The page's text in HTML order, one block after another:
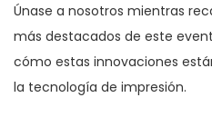
Únase a nosotros mientras
más destacados de este
cómo estas innovaciones
la tecnología de impresión.